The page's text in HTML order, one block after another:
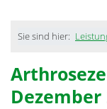
Sie sind hier:
Dezember